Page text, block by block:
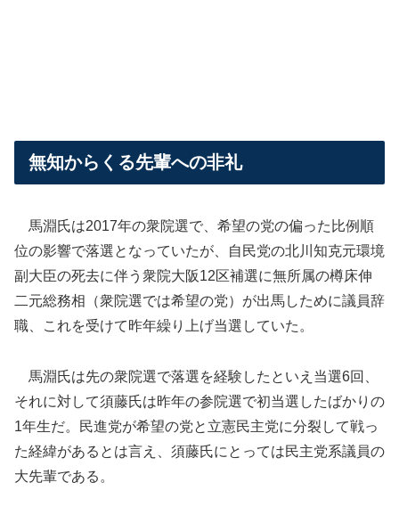
無知からくる先輩への非礼
馬淵氏は2017年の衆院選で、希望の党の偏った比例順
位の影響で落選となっていたが、自民党の北川知克元環境
副大臣の死去に伴う衆院大阪12区補選に無所属の樽床伸
二元総務相（衆院選では希望の党）が出馬しために議員辞
職、これを受けて昨年繰り上げ当選していた。
馬淵氏は先の衆院選で落選を経験したといえ当選6回、
それに対して須藤氏は昨年の参院選で初当選したばかりの
1年生だ。民進党が希望の党と立憲民主党に分裂して戦っ
た経緯があるとは言え、須藤氏にとっては民主党系議員の
大先輩である。